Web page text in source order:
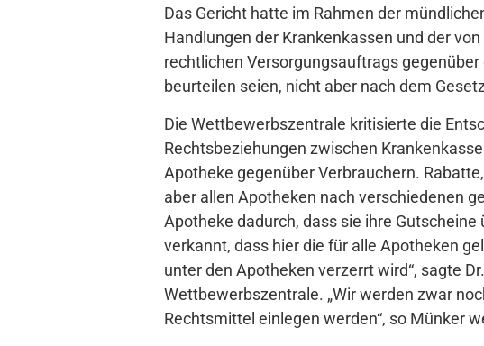
Das Gericht hatte im Rahmen der
Handlungen der Krankenkassen und der
rechtlichen Versorgungsauftrags
beurteilen seien, nicht aber nach dem
Die Wettbewerbszentrale kritisierte die
Rechtsbeziehungen zwischen
Apotheke gegenüber Verbrauchern.
aber allen Apotheken nach verschiedenen
Apotheke dadurch, dass sie ihre
verkannt, dass hier die für alle Apotheken
unter den Apotheken verzerrt wird“, sagte
Wettbewerbszentrale. „Wir werden zwar
Rechtsmittel einlegen werden“, so Münker